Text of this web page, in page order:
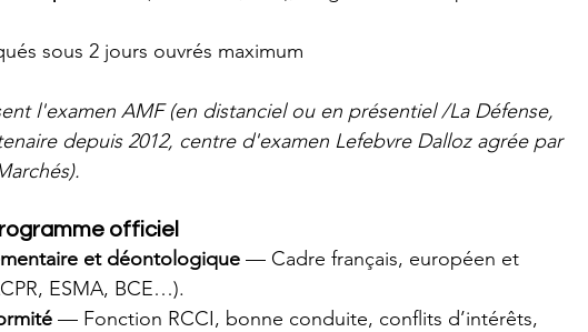
sous 2 jours ouvrés maximum
l'examen AMF (en distanciel ou en présentiel /La Défense,
depuis 2012, centre d'examen Lefebvre Dalloz agrée par
officiel
et déontologique — Cadre français, européen et
ESMA, BCE…).
— Fonction RCCI, bonne conduite, conflits d’intérêts,